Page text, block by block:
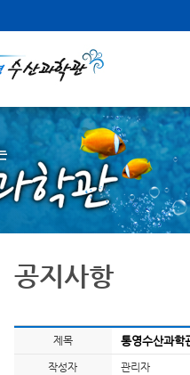
공지사항
제목 통영수산과
작성자 관리자